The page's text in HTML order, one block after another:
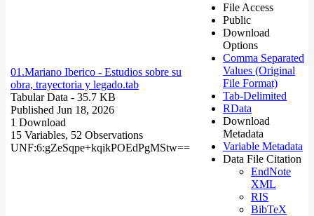
01.Mariano Iberico - Estudios sobre su
obra, trayectoria y legado.tab
Tabular Data - 35.7 KB
Published Jun 18, 2026
1 Download
15 Variables, 52 Observations
UNF:6:gZeSqpe+kqikPOEdPgMStw==
File Access
Public
Download
Options
Comma Separated
Values (Original
File Format)
Tab-Delimited
RData
Download
Metadata
Variable Metadata
Data File Citation
EndNote
XML
RIS
BibTeX